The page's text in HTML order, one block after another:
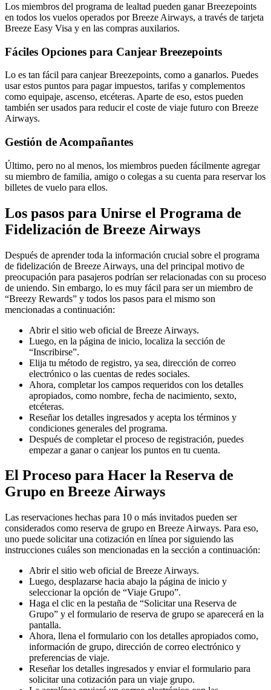
Los miembros del programa de lealtad pueden ganar Breezepoints
en todos los vuelos operados por Breeze Airways, a través de tarjeta
Breeze Easy Visa y en las compras auxilarios.
Fáciles Opciones para Canjear Breezepoints
Lo es tan fácil para canjear Breezepoints, como a ganarlos. Puedes
usar estos puntos para pagar impuestos, tarifas y complementos
como equipaje, ascenso, etcéteras. Aparte de eso, estos pueden
también ser usados para reducir el coste de viaje futuro con Breeze
Airways.
Gestión de Acompañantes
Último, pero no al menos, los miembros pueden fácilmente agregar
su miembro de familia, amigo o colegas a su cuenta para reservar los
billetes de vuelo para ellos.
Los pasos para Unirse el Programa de
Fidelización de Breeze Airways
Después de aprender toda la información crucial sobre el programa
de fidelización de Breeze Airways, una del principal motivo de
preocupación para pasajeros podrían ser relacionadas con su proceso
de uniendo. Sin embargo, lo es muy fácil para ser un miembro de
“Breezy Rewards” y todos los pasos para el mismo son
mencionadas a continuación:
Abrir el sitio web oficial de Breeze Airways.
Luego, en la página de inicio, localiza la sección de
“Inscribirse”.
Elija tu método de registro, ya sea, dirección de correo
electrónico o las cuentas de redes sociales.
Ahora, completar los campos requeridos con los detalles
apropiados, como nombre, fecha de nacimiento, sexto,
etcéteras.
Reseñar los detalles ingresados y acepta los términos y
condiciones generales del programa.
Después de completar el proceso de registración, puedes
empezar a ganar o canjear los puntos en tu cuenta.
El Proceso para Hacer la Reserva de
Grupo en Breeze Airways
Las reservaciones hechas para 10 o más invitados pueden ser
considerados como reserva de grupo en Breeze Airways. Para eso,
uno puede solicitar una cotización en línea por siguiendo las
instrucciones cuáles son mencionadas en la sección a continuación:
Abrir el sitio web oficial de Breeze Airways.
Luego, desplazarse hacia abajo la página de inicio y
seleccionar la opción de “Viaje Grupo”.
Haga el clic en la pestaña de “Solicitar una Reserva de
Grupo” y el formulario de reserva de grupo se aparecerá en la
pantalla.
Ahora, llena el formulario con los detalles apropiados como,
información de grupo, dirección de correo electrónico y
preferencias de viaje.
Reseñar los detalles ingresados y enviar el formulario para
solicitar una cotización para un viaje grupo.